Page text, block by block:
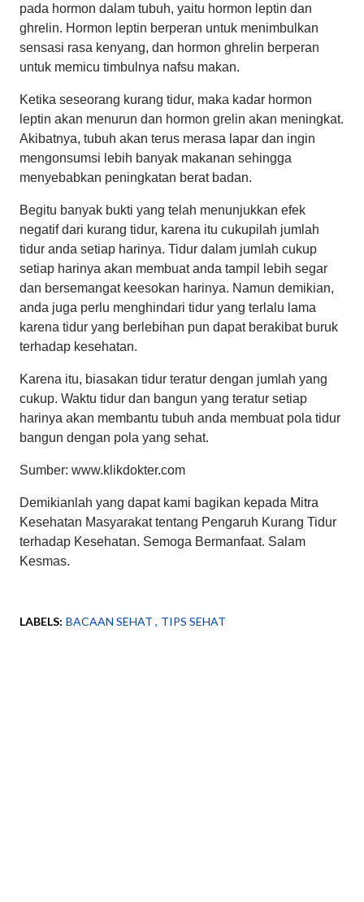
pada hormon dalam tubuh, yaitu hormon leptin dan
ghrelin. Hormon leptin berperan untuk menimbulkan
sensasi rasa kenyang, dan hormon ghrelin berperan
untuk memicu timbulnya nafsu makan.
Ketika seseorang kurang tidur, maka kadar hormon
leptin akan menurun dan hormon grelin akan meningkat.
Akibatnya, tubuh akan terus merasa lapar dan ingin
mengonsumsi lebih banyak makanan sehingga
menyebabkan peningkatan berat badan.
Begitu banyak bukti yang telah menunjukkan efek
negatif dari kurang tidur, karena itu cukupilah jumlah
tidur anda setiap harinya. Tidur dalam jumlah cukup
setiap harinya akan membuat anda tampil lebih segar
dan bersemangat keesokan harinya. Namun demikian,
anda juga perlu menghindari tidur yang terlalu lama
karena tidur yang berlebihan pun dapat berakibat buruk
terhadap kesehatan.
Karena itu, biasakan tidur teratur dengan jumlah yang
cukup. Waktu tidur dan bangun yang teratur setiap
harinya akan membantu tubuh anda membuat pola tidur
bangun dengan pola yang sehat.
Sumber: www.klikdokter.com
Demikianlah yang dapat kami bagikan kepada Mitra
Kesehatan Masyarakat tentang Pengaruh Kurang Tidur
terhadap Kesehatan. Semoga Bermanfaat. Salam
Kesmas.
LABELS: BACAAN SEHAT TIPS SEHAT